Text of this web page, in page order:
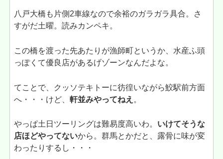
八戸大橋も片側2車線なので余裕のガラガラ具合。さ
すがだ土曜。読みカンペキ。
この橋を渡った先あたりが漁師町というか、水産ふ頭
っぽくて優良店があるげゾーンなんだよな。
てことで、クッソテキトーに彷徨いながら鮫駅前方面
へ・・・けど、軒並みやってねえ 。
やっぱ土日ツーリングは難易度高いわ。 いけてそうな
店ほどやってないから。群馬とかだと、露骨に味が変
わったりするし・・・